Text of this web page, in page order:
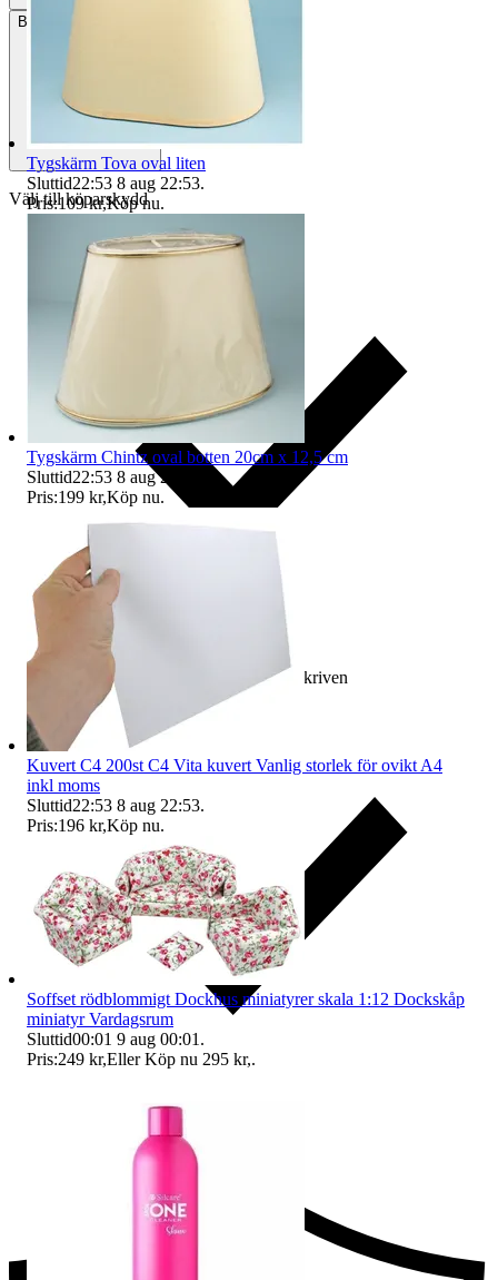
Betalning
Välj till köparskydd
Ersättning om varan inte är som beskriven
Ersättning om du inte får din vara
Tygskärm Tova oval liten
Sluttid22:53 8 aug 22:53.
Pris:109 kr,Köp nu.
Tygskärm Chintz oval botten 20cm x 12,5 cm
Sluttid22:53 8 aug 22:53
Pris:199 kr,Köp nu.
Kuvert C4 200st C4 Vita kuvert Vanlig storlek för ovikt A4
inkl moms
Sluttid22:53 8 aug 22:53.
Pris:196 kr,Köp nu.
Soffset rödblommigt Dockhus miniatyrer skala 1:12 Dockskåp
miniatyr Vardagsrum
Sluttid00:01 9 aug 00:01 .
Pris:249 kr,Eller Köp nu 295 kr,.